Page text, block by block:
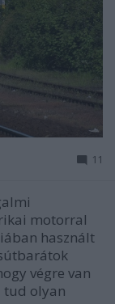
11
motorral
használt
végre van
tud olyan